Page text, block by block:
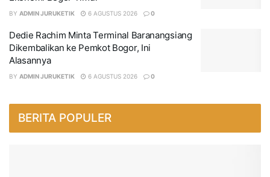
BY ADMIN JURUKETIK 6 AGUSTUS 2026 0
Dedie Rachim Minta Terminal Baranangsiang
Dikembalikan ke Pemkot Bogor, Ini
Alasannya
BY ADMIN JURUKETIK 6 AGUSTUS 2026 0
BERITA POPULER